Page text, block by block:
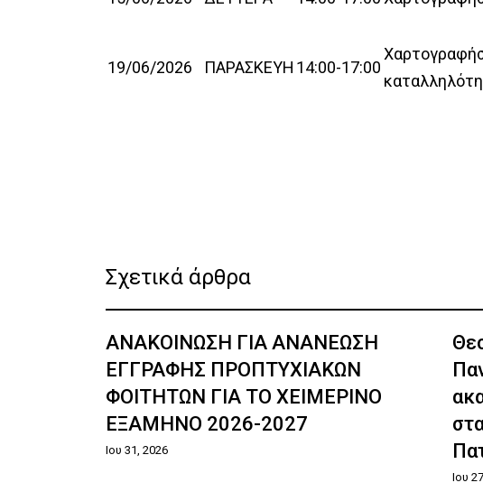
19/06/2026 ΠΑΡΑΣΚΕΥΗ 14:00-17:00
Σχετικά άρθρα
ΑΝΑΚΟΙΝΩΣΗ ΓΙΑ ΑΝΑΝΕΩΣΗ
ΕΓΓΡΑΦΗΣ ΠΡΟΠΤΥΧΙΑΚΩΝ
ΦΟΙΤΗΤΩΝ ΓΙΑ ΤΟ ΧΕΙΜΕΡΙΝΟ
ΕΞΑΜΗΝΟ 2026-2027
Ιου 31, 2026
Ιου